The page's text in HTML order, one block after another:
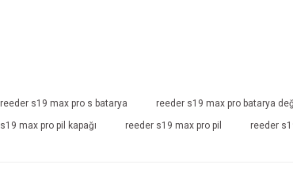
reeder s19 max pro s batarya reeder s19 max pro batarya
s19 max pro pil kapağı
reeder s19 max pro pil reeder